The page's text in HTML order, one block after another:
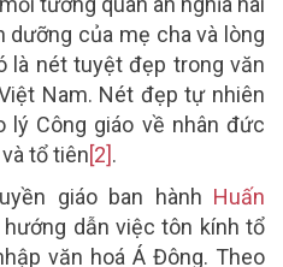
của mẹ cha và lòng
là nét tuyệt đẹp trong văn
Nam. Nét đẹp tự nhiên
lý Công giáo về nhân đức
tổ tiên[2].
giáo ban hành Huấn
hướng dẫn việc tôn kính tổ
văn hoá Á Đông. Theo